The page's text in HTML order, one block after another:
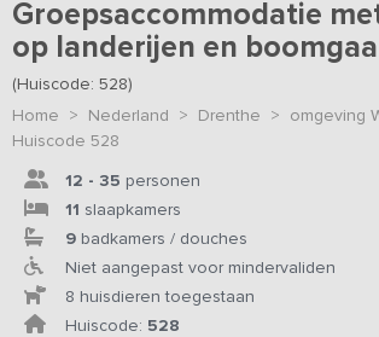
Groepsaccommodatie
op landerijen en
(Huiscode: 528)
Home > Nederland > Drenthe > omgeving
Huiscode 528
12 - 35 personen
11 slaapkamers
9 badkamers / douches
Niet aangepast voor mindervaliden
8 huisdieren toegestaan
Huiscode: 528